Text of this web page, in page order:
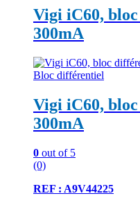
Vigi iC60,
300mA
Bloc différentiel
Vigi iC60,
300mA
0 out of 5
(0)
REF : A9V44225